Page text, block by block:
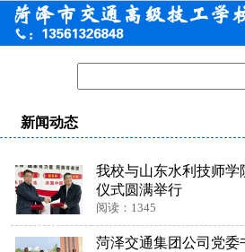
新闻动态
我校与山东水利技师
仪式圆满举行
阅读：1345
菏泽交通集团公司党